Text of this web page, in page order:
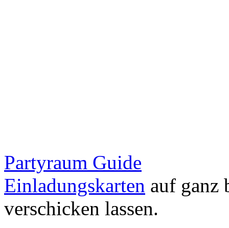
Partyraum Guide
Einladungskarten auf ganz
verschicken lassen.